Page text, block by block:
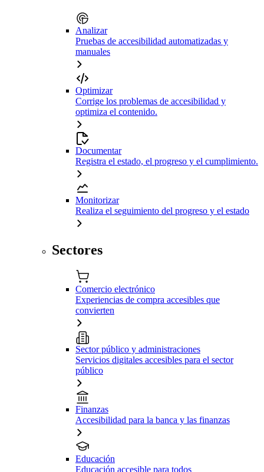
Analizar
Pruebas de accesibilidad automatizadas y
manuales
Optimizar
Corrige los problemas de accesibilidad y
optimiza el contenido.
Documentar
Registra el estado, el progreso y el cumplimiento.
Monitorizar
Realiza el seguimiento del progreso y el estado
Sectores
Comercio electrónico
Experiencias de compra accesibles que
convierten
Sector público y administraciones
Servicios digitales accesibles para el sector
público
Finanzas
Accesibilidad para la banca y las finanzas
Educación
Educación accesible para todos